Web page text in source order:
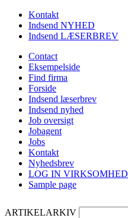
Kontakt
Indsend NYHED
Indsend LÆSERBREV
Contact
Eksempelside
Find firma
Forside
Indsend læserbrev
Indsend nyhed
Job oversigt
Jobagent
Jobs
Kontakt
Nyhedsbrev
LOG IN VIRKSOMHED
Sample page
ARTIKELARKIV